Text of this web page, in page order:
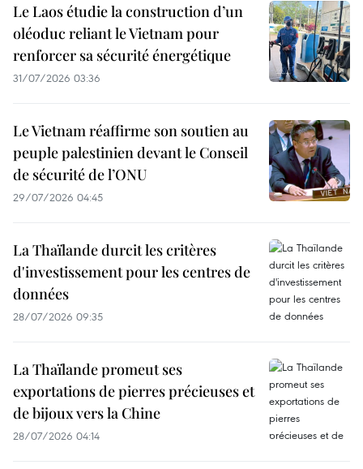
Le Laos étudie la construction d’un
oléoduc reliant le Vietnam pour
renforcer sa sécurité énergétique
31/07/2026 03:36
Le Vietnam réaffirme son soutien au
peuple palestinien devant le Conseil
de sécurité de l’ONU
29/07/2026 04:45
La Thaïlande durcit les critères
d'investissement pour les centres de
données
28/07/2026 09:35
La Thaïlande promeut ses
exportations de pierres précieuses et
de bijoux vers la Chine
28/07/2026 04:14